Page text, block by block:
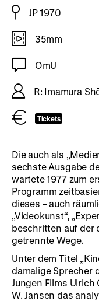
JP 1970
35mm
OmU
R: Imamura
Tickets
Die auch als
sechste Ausgabe
wartete 1977 zum
Programm
dieses – auch
„Videokunst“,
beschritten auf der
getrennte Wege.
Unter dem Titel
damalige Sprecher
Jungen Films
W. Jansen das